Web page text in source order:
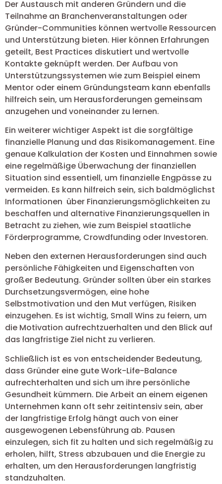
Der Austausch mit anderen Gründern und die
Teilnahme an Branchenveranstaltungen oder
Gründer-Communities können wertvolle Ressourcen
und Unterstützung bieten. Hier können Erfahrungen
geteilt, Best Practices diskutiert und wertvolle
Kontakte geknüpft werden. Der Aufbau von
Unterstützungssystemen wie zum Beispiel einem
Mentor oder einem Gründungsteam kann ebenfalls
hilfreich sein, um Herausforderungen gemeinsam
anzugehen und voneinander zu lernen.
Ein weiterer wichtiger Aspekt ist die sorgfältige
finanzielle Planung und das Risikomanagement. Eine
genaue Kalkulation der Kosten und Einnahmen sowie
eine regelmäßige Überwachung der finanziellen
Situation sind essentiell, um finanzielle Engpässe zu
vermeiden. Es kann hilfreich sein, sich baldmöglichst
Informationen über Finanzierungsmöglichkeiten zu
beschaffen und alternative Finanzierungsquellen in
Betracht zu ziehen, wie zum Beispiel staatliche
Förderprogramme, Crowdfunding oder Investoren.
Neben den externen Herausforderungen sind auch
persönliche Fähigkeiten und Eigenschaften von
großer Bedeutung. Gründer sollten über ein starkes
Durchsetzungsvermögen, eine hohe
Selbstmotivation und den Mut verfügen, Risiken
einzugehen. Es ist wichtig, Small Wins zu feiern, um
die Motivation aufrechtzuerhalten und den Blick auf
das langfristige Ziel nicht zu verlieren.
Schließlich ist es von entscheidender Bedeutung,
dass Gründer eine gute Work-Life-Balance
aufrechterhalten und sich um ihre persönliche
Gesundheit kümmern. Die Arbeit an einem eigenen
Unternehmen kann oft sehr zeitintensiv sein, aber
der langfristige Erfolg hängt auch von einer
ausgewogenen Lebensführung ab. Pausen
einzulegen, sich fit zu halten und sich regelmäßig zu
erholen, hilft, Stress abzubauen und die Energie zu
erhalten, um den Herausforderungen langfristig
standzuhalten.